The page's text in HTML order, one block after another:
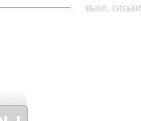
————— выкл. сиськи